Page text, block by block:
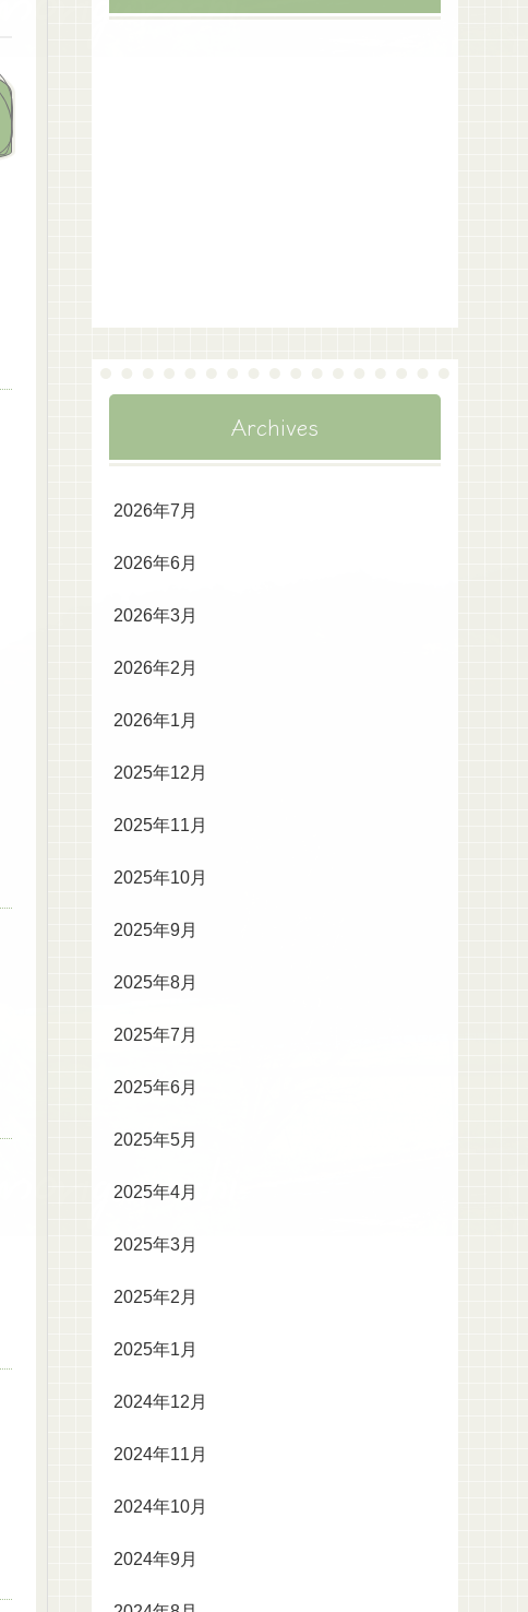
Archives
2026年7月
2026年6月
2026年3月
2026年2月
2026年1月
2025年12月
2025年11月
2025年10月
2025年9月
2025年8月
2025年7月
2025年6月
2025年5月
2025年4月
2025年3月
2025年2月
2025年1月
2024年12月
2024年11月
2024年10月
2024年9月